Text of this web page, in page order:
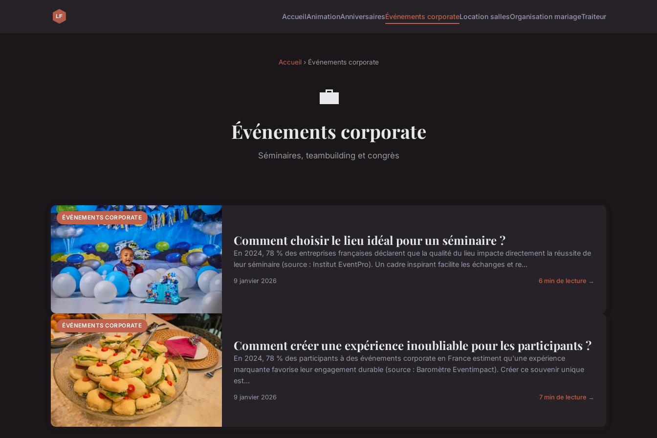
AccueilAnimationAnniversairesÉvénements corporateLocation sallesOrganisation mariageTraiteur
Accueil› Événements corporate
💼
Événements corporate
Séminaires, teambuilding et congrès
ÉVÉNEMENTS CORPORATE
Comment choisir le lieu idéal pour un séminaire ?
En 2024, 78 % des entreprises françaises déclarent que la qualité du lieu impacte directement la réussite de
leur séminaire (source : Institut EventPro). Un cadre inspirant facilite les échanges et re...
9 janvier 2026 6 min de lecture →
ÉVÉNEMENTS CORPORATE
Comment créer une expérience inoubliable pour les participants ?
En 2024, 78 % des participants à des événements corporate en France estiment qu'une expérience
marquante favorise leur engagement durable (source : Baromètre Eventimpact). Créer ce souvenir unique
est...
9 janvier 2026 7 min de lecture →